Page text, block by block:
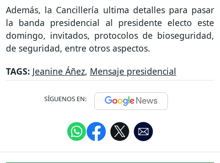
Además, la Cancillería ultima detalles para pasar
la banda presidencial al presidente electo este
domingo, invitados, protocolos de bioseguridad,
de seguridad, entre otros aspectos.
TAGS: Jeanine Áñez, Mensaje presidencial
SÍGUENOS EN: